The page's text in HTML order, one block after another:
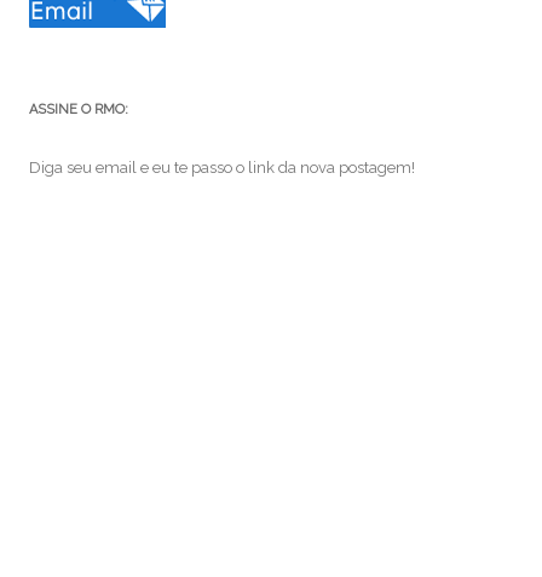
ASSINE O RMO:
Diga seu email e eu te passo o link da nova postagem!